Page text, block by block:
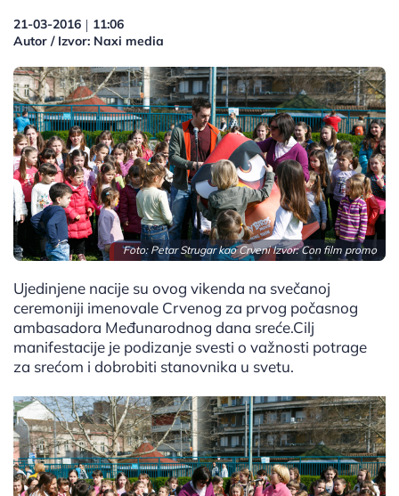
21-03-2016 | 11:06
Autor / Izvor: Naxi media
Foto: Petar Strugar kao Crveni Izvor: Con film promo
Ujedinjene nacije su ovog vikenda na svečanoj
ceremoniji imenovale Crvenog za prvog počasnog
ambasadora Međunarodnog dana sreće.Cilj
manifestacije je podizanje svesti o važnosti potrage
za srećom i dobrobiti stanovnika u svetu.